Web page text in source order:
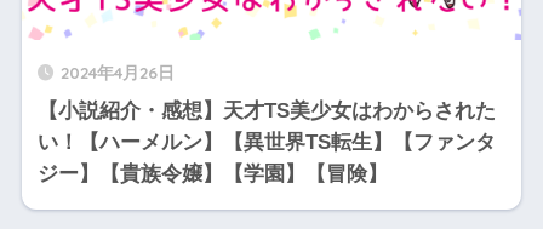
2024年4月26日
【小説紹介・感想】天才TS美少女はわからされた
い！【ハーメルン】【異世界TS転生】【ファンタ
ジー】【貴族令嬢】【学園】【冒険】